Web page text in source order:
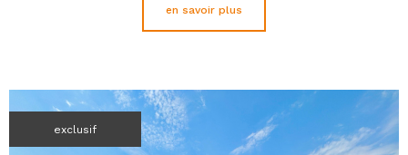
en savoir plus
exclusif